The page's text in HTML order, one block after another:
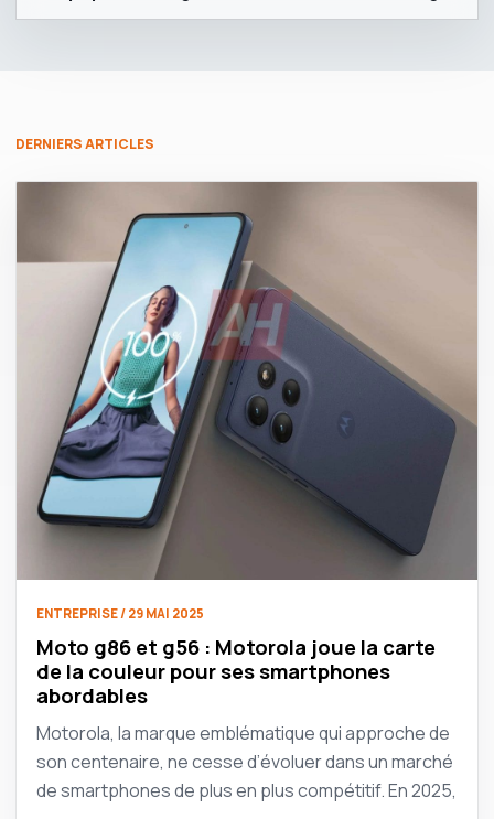
DERNIERS ARTICLES
ENTREPRISE / 29 MAI 2025
Moto g86 et g56 : Motorola joue la carte
de la couleur pour ses smartphones
abordables
Motorola, la marque emblématique qui approche de
son centenaire, ne cesse d’évoluer dans un marché
de smartphones de plus en plus compétitif. En 2025,